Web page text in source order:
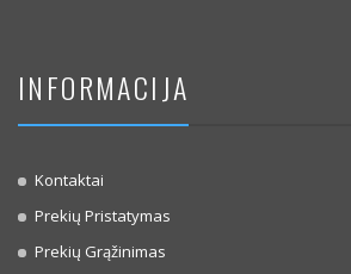
INFORMACIJA
Kontaktai
Prekių Pristatymas
Prekių Grąžinimas